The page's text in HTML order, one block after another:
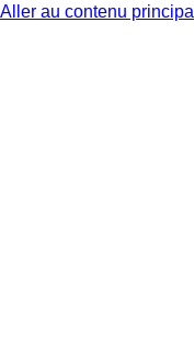
Aller au contenu principal